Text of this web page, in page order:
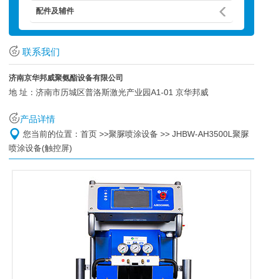
配件及辅件
联系我们
济南京华邦威聚氨酯设备有限公司
地 址： 济南市历城区普洛斯激光产业园A1-01 京华邦威
产品详情
您当前的位置： 首页 >>聚脲喷涂设备 >> JHBW-AH3500L聚脲
喷涂设备(触控屏)